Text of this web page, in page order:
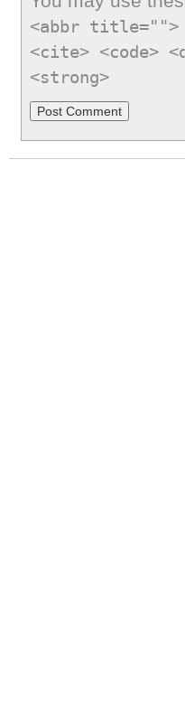
<abbr title="">
<cite> <code>
<strong>